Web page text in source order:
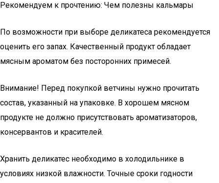
Рекомендуем к прочтению: Чем полезны кальмары
По возможности при выборе деликатеса рекомендуется
оценить его запах. Качественный продукт обладает
мясным ароматом без посторонних примесей.
Внимание! Перед покупкой ветчины нужно прочитать
состав, указанный на упаковке. В хорошем мясном
продукте не должно присутствовать ароматизаторов,
консервантов и красителей.
Хранить деликатес необходимо в холодильнике в
условиях низкой влажности. Точные сроки годности